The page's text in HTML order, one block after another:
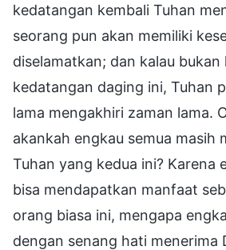
kedatangan kembali Tuhan
seorang pun akan memiliki
diselamatkan; dan kalau bukan
kedatangan daging ini, Tuhan
lama mengakhiri zaman lama.
akankah engkau semua masih
Tuhan yang kedua ini? Karena
bisa mendapatkan manfaat
orang biasa ini, mengapa
dengan senang hati menerima